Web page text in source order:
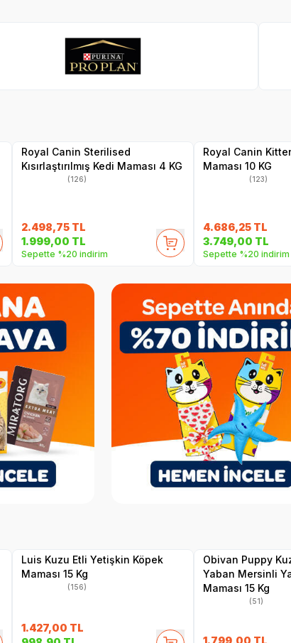
Royal Canin Sterilised
Kısırlaştırılmış Kedi Maması 4 KG
(126)
2.498,75TL
1.999,00 TL
Sepette %20 indirim
Royal Canin
Maması 10 KG
(123)
4.686,25TL
3.749,00 TL
Sepette %20 indirim
Luis Kuzu Etli Yetişkin Köpek
Maması 15 Kg
(156)
1.427,00 TL
Obivan Puppy
Yaban Mersinli
Maması 15 Kg
(51)